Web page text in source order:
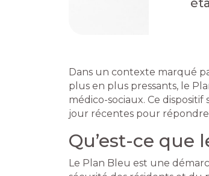
Dans un contexte marqué
plus en plus pressants, le
médico-sociaux. Ce
jour récentes pour répondre
Qu’est-ce que
Le Plan Bleu est une